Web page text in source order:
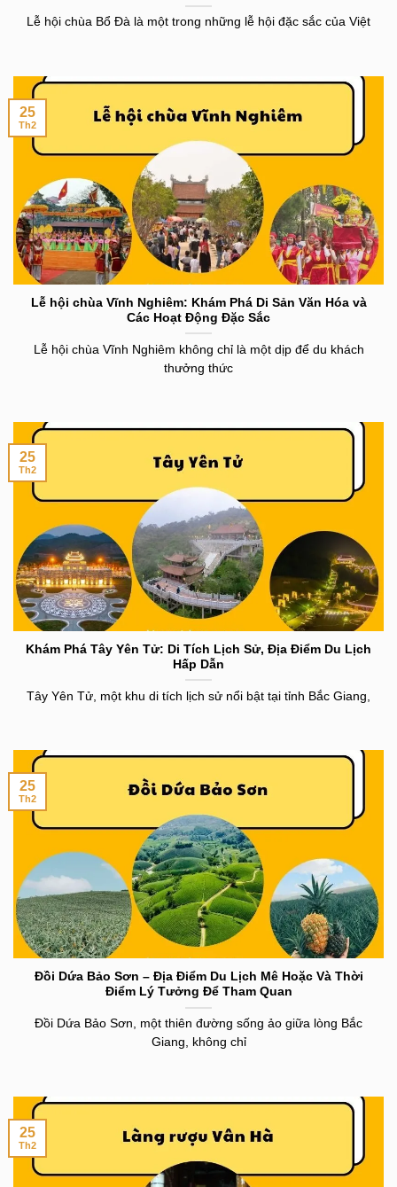
Lễ hội chùa Bổ Đà là một trong những lễ hội đặc sắc của Việt
Lễ hội chùa Vĩnh Nghiêm: Khám Phá Di Sản Văn Hóa và
Các Hoạt Động Đặc Sắc
Lễ hội chùa Vĩnh Nghiêm không chỉ là một dịp để du khách
thưởng thức
25
Th2
Khám Phá Tây Yên Tử: Di Tích Lịch Sử, Địa Điểm Du Lịch
Hấp Dẫn
Tây Yên Tử, một khu di tích lịch sử nổi bật tại tỉnh Bắc Giang,
25
Th2
Đồi Dứa Bảo Sơn – Địa Điểm Du Lịch Mê Hoặc Và Thời
Điểm Lý Tưởng Để Tham Quan
Đồi Dứa Bảo Sơn, một thiên đường sống ảo giữa lòng Bắc
Giang, không chỉ
25
Th2
25
Th2